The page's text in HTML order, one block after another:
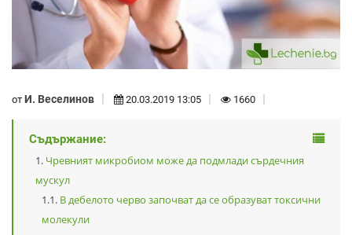
от И. Веселинов 20.03.2019 13:05 1660
Съдържание:
Чревният микробиом може да подмлади сърдечния
мускул
В дебелото черво започват да се образуват токсични
молекули